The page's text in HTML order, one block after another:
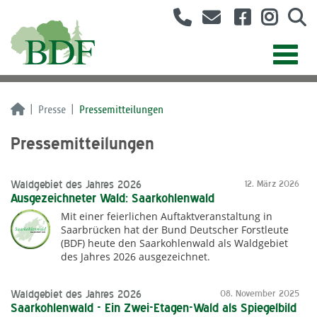
Presse Pressemitteilungen
Pressemitteilungen
12. März 2026
Waldgebiet des Jahres 2026
Ausgezeichneter Wald: Saarkohlenwald
Mit einer feierlichen Auftaktveranstaltung in
Saarbrücken hat der Bund Deutscher Forstleute
(BDF) heute den Saarkohlenwald als Waldgebiet
des Jahres 2026 ausgezeichnet.
08. November 2025
Waldgebiet des Jahres 2026
Saarkohlenwald - Ein Zwei-Etagen-Wald als Spiegelbild